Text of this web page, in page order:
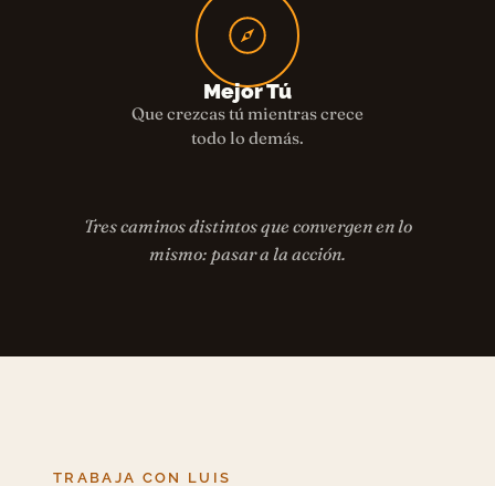
Mejor Tú
Que crezcas tú mientras crece
todo lo demás.
Tres caminos distintos que convergen en lo
mismo: pasar a la acción.
TRABAJA CON LUIS